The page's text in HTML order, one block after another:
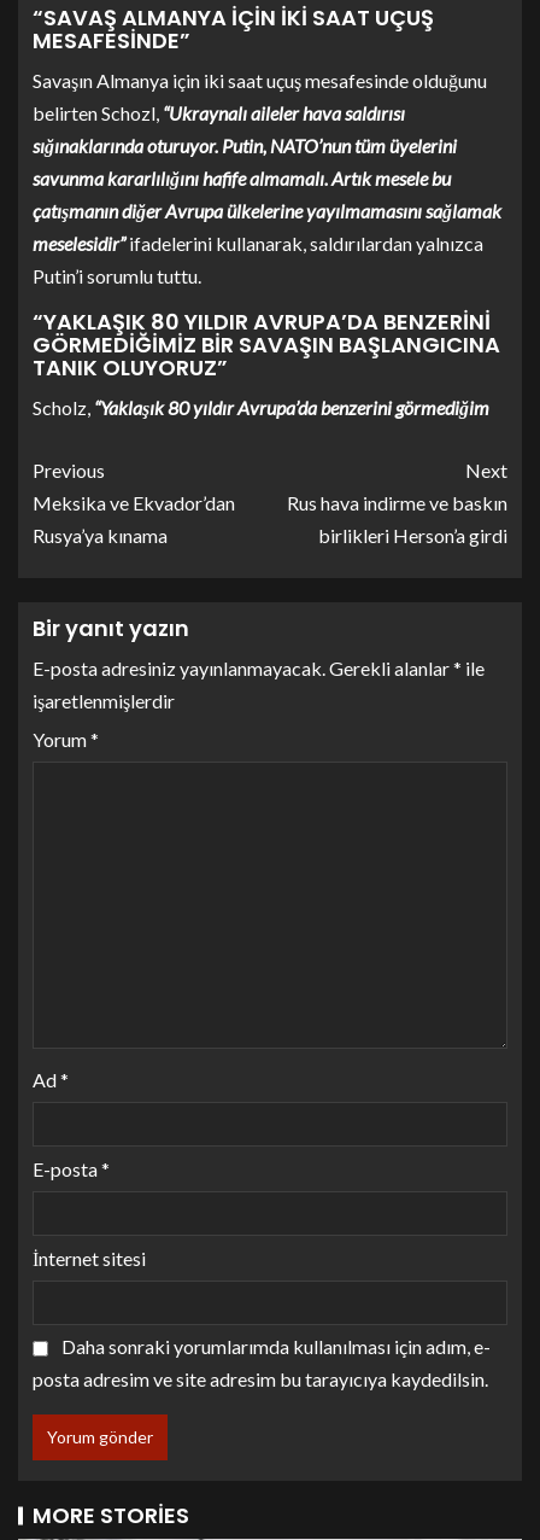
“SAVAŞ ALMANYA İÇİN İKİ SAAT UÇUŞ
MESAFESİNDE”
Savaşın Almanya için iki saat uçuş mesafesinde olduğunu
belirten Schozl, “Ukraynalı aileler hava saldırısı
sığınaklarında oturuyor. Putin, NATO’nun tüm üyelerini
savunma kararlılığını hafife almamalı. Artık mesele bu
çatışmanın diğer Avrupa ülkelerine yayılmamasını sağlamak
meselesidir”ifadelerini kullanarak, saldırılardan yalnızca
Putin’i sorumlu tuttu.
“YAKLAŞIK 80 YILDIR AVRUPA’DA BENZERİNİ
GÖRMEDİĞİMİZ BİR SAVAŞIN BAŞLANGICINA
TANIK OLUYORUZ”
Scholz, “Yaklaşık 80 yıldır Avrupa’da benzerini görmediğim
Previous
Meksika ve Ekvador’dan
Rusya’ya kınama
Next
Rus hava indirme ve baskın
birlikleri Herson’a girdi
Bir yanıt yazın
E-posta adresiniz yayınlanmayacak.Gerekli alanlar* ile
işaretlenmişlerdir
Yorum*
Ad*
E-posta*
İnternet sitesi
Daha sonraki yorumlarımda kullanılması için adım, e-
posta adresim ve site adresim bu tarayıcıya kaydedilsin.
MORE STORIES